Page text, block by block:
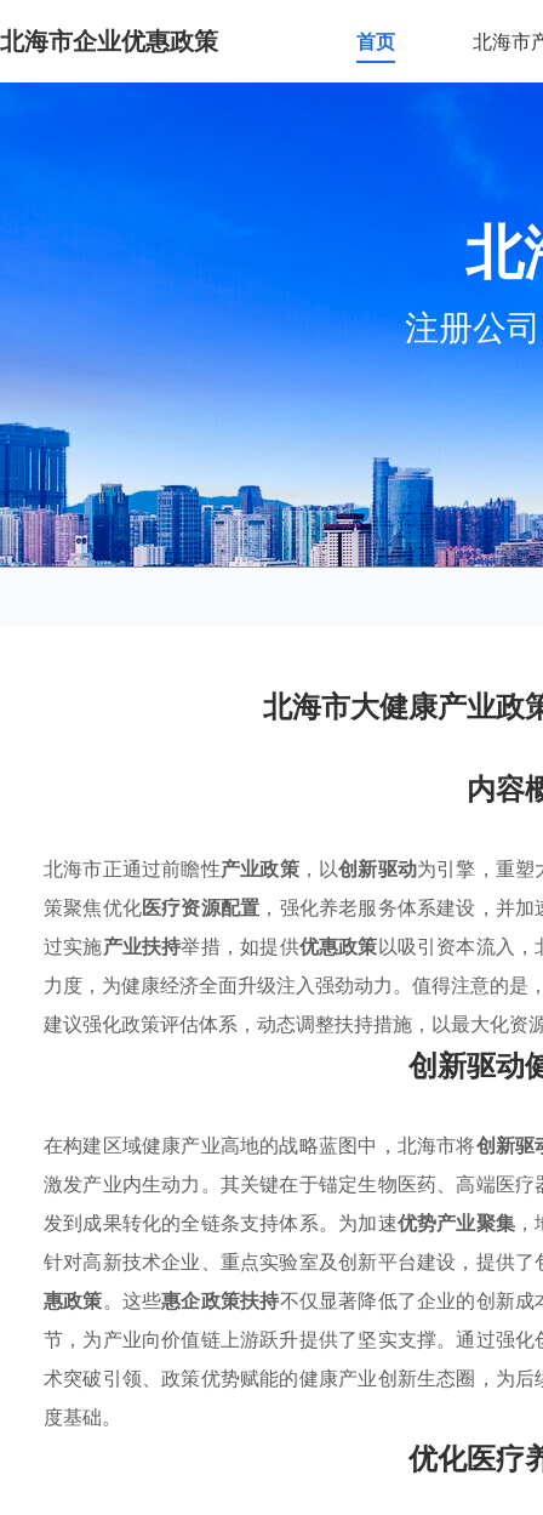
北海市企业优惠政策 首页 北海市
北
注册公
北海市大健康产业政
内容
北海市正通过前瞻性产业政策，以创新驱动为引擎，重塑
策聚焦优化医疗资源配置 ，强化养老服务体系建设，并加
过实施产业扶持举措，如提供优惠政策以吸引资本流入，
力度，为健康经济全面升级注入强劲动力。值得注意的
建议强化政策评估体系，动态调整扶持措施，以最大化
创新驱动
在构建区域健康产业高地的战略蓝图中，北海市将创新驱
激发产业内生动力。其关键在于锚定生物医药、高端医
发到成果转化的全链条支持体系。为加速优势产业聚集
针对高新技术企业、重点实验室及创新平台建设，提供
惠政策。这些惠企政策扶持不仅显著降低了企业的创新
节，为产业向价值链上游跃升提供了坚实支撑。通过强
术突破引领、政策优势赋能的健康产业创新生态圈，为
度基础。
优化医疗